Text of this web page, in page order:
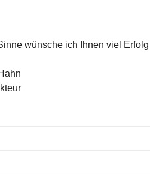
wünsche ich Ihnen viel